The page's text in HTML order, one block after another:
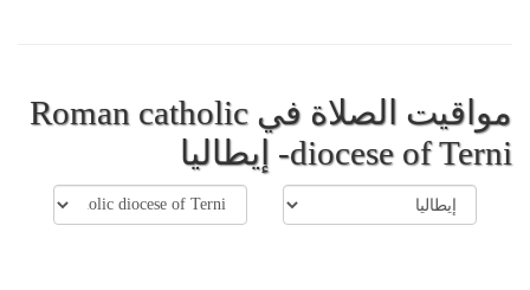
مواقيت الصلاة في Roman catholic
diocese of Terni- إيطاليا